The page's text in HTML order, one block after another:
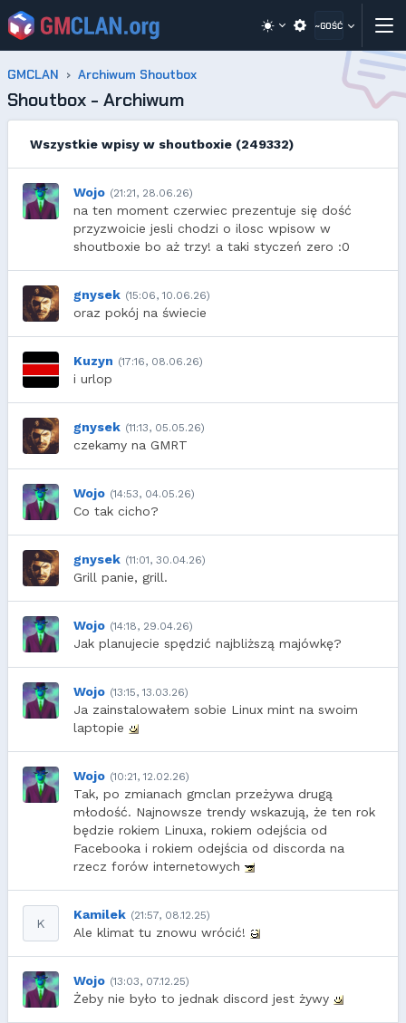
~GOŚĆ
GMCLAN Archiwum Shoutbox
Shoutbox - Archiwum
Wszystkie wpisy w shoutboxie (249332)
Wojo (21:21, 28.06.26)
na ten moment czerwiec prezentuje się dość
przyzwoicie jesli chodzi o ilosc wpisow w
shoutboxie bo aż trzy! a taki styczeń zero :0
gnysek (15:06, 10.06.26)
oraz pokój na świecie
Kuzyn (17:16, 08.06.26)
i urlop
gnysek (11:13, 05.05.26)
czekamy na GMRT
Wojo (14:53, 04.05.26)
Co tak cicho?
gnysek (11:01, 30.04.26)
Grill panie, grill.
Wojo (14:18, 29.04.26)
Jak planujecie spędzić najbliższą majówkę?
Wojo (13:15, 13.03.26)
Ja zainstalowałem sobie Linux mint na swoim
laptopie
Wojo (10:21, 12.02.26)
Tak, po zmianach gmclan przeżywa drugą
młodość. Najnowsze trendy wskazują, że ten rok
będzie rokiem Linuxa, rokiem odejścia od
Facebooka i rokiem odejścia od discorda na
rzecz forów internetowych
K
Kamilek (21:57, 08.12.25)
Ale klimat tu znowu wrócić!
Wojo (13:03, 07.12.25)
Żeby nie było to jednak discord jest żywy